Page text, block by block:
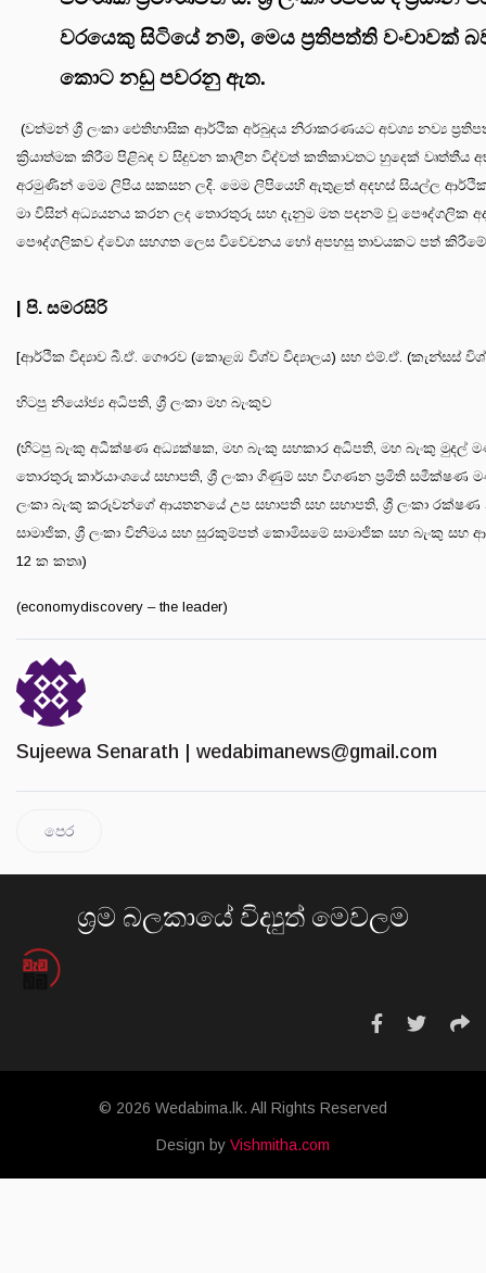
වරයෙකු සිටියේ නම්, මෙය ප්‍රතිපත්ති වංචාවක්
කොට නඩු පවරනු ඇත.
(වත්මන් ශ්‍රී ලංකා ඓතිහාසික ආර්ථික අර්බුදය නිරාකරණයට අවශ්‍ය නව්‍ය
ක්‍රියාත්මක කිරීම පිළිබඳ ව සිදුවන කාලීන විද්වත් කතිකාවතට හුදෙක් වෘත්තීය
අරමුණින් මෙම ලිපිය සකසන ලදි. මෙම ලිපියෙහි ඇතුළත් අදහස් සියල්ල ආර්ථික
මා විසින් අධ්‍යයනය කරන ලද තොරතුරු සහ දැනුම මත පදනම් වූ පෞද්ගලික
පෞද්ගලිකව ද්වේශ සහගත ලෙස විවේචනය හෝ අපහසු තාවයකට පත්
| පි. සමරසිරි
[ආර්ථික විද්‍යාව බී.ඒ. ගෞරව (කොළඹ විශ්ව විද්‍යාලය) සහ එම්.ඒ. (කැන්සස්
හිටපු නියෝජ්‍ය අධිපති, ශ්‍රී ලංකා මහ බැංකුව
(හිටපු බැංකු අධීක්ෂණ අධ්‍යක්ෂක, මහ බැංකු සහකාර අධිපති, මහ බැංකු
තොරතුරු කාර්යාංශයේ සභාපති, ශ්‍රී ලංකා ගිණුම් සහ විගණන ප්‍රමිති සමීක්ෂණ
ලංකා බැංකු කරුවන්ගේ ආයතනයේ උප සභාපති සහ සභාපති, ශ්‍රී ලංකා
සාමාජික, ශ්‍රී ලංකා විනිමය සහ සුරකුම්පත් කොමිසමේ සාමාජික සහ බැංකු සහ
12 ක කතෘ)
(economydiscovery – the leader)
Sujeewa Senarath | wedabimanews@gmail.com
පෙර
ශ්‍රම බලකායේ විද්‍යුත් මෙවලම
© 2026 Wedabima.lk. All Rights Reserved
Design by Vishmitha.com